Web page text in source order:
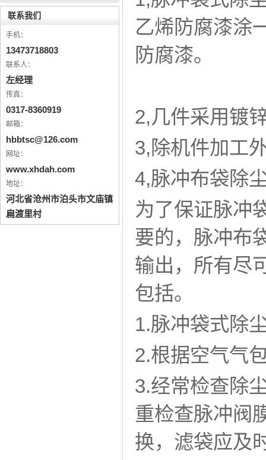
联系我们
手机：
13473718803
联系人：
左经理
传真：
0317-8360919
邮箱：
hbbtsc@126.com
网址：
www.xhdah.com
地址：
河北省沧州市泊头市文庙镇
扁渡里村
乙烯防腐漆涂
防腐漆。
2,几件采用镀
3,除机件加工
4,脉冲布袋除
为了保证脉冲
要的，脉冲布
输出，所有尽
包括。
1.脉冲袋式除
2.根据空气气
3.经常检查除
重检查脉冲阀
换，滤袋应及